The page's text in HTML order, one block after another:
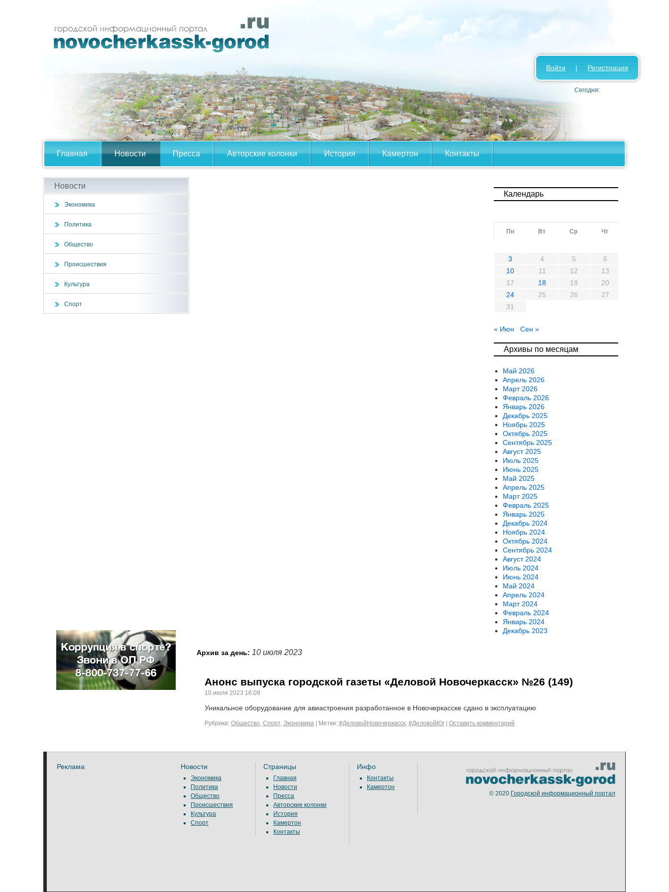
Главная Новости Пресса Авторские колонки История Камертон Контакты
Войти | Регистрация
Сегодня:
Новости
Экономика
Политика
Общество
Происшествия
Культура
Спорт
Календарь
Пн Вт Ср Чт
3
4 5 6
10
11 12 13
17
18 19 20
24
25 26 27
31
« Июн Сен »
Архивы по месяцам
Май 2026
Апрель 2026
Март 2026
Февраль 2026
Январь 2026
Декабрь 2025
Ноябрь 2025
Октябрь 2025
Сентябрь 2025
Август 2025
Июль 2025
Июнь 2025
Май 2025
Апрель 2025
Март 2025
Февраль 2025
Январь 2025
Декабрь 2024
Ноябрь 2024
Октябрь 2024
Сентябрь 2024
Август 2024
Июль 2024
Июнь 2024
Май 2024
Апрель 2024
Март 2024
Февраль 2024
Январь 2024
Декабрь 2023
Архив за день: 10 июля 2023
Анонс выпуска городской газеты «Деловой Новочеркасск» №26 (149)
10 июля 2023 16:09
Уникальное оборудование для авиастроения разработанное в Новочеркасске сдано в эксплуатацию
Рубрика: Общество, Спорт, Экономика Метки: #ДеловойНовочеркасск, #ДеловойЮг Оставить комментарий
Реклама Новости
Экономика
Политика
Общество
Происшествия
Культура
Спорт
Страницы
Главная
Новости
Пресса
Авторские колонки
История
Камертон
Контакты
Инфо
Контакты
Камертон
© 2020 Городской информационный портал